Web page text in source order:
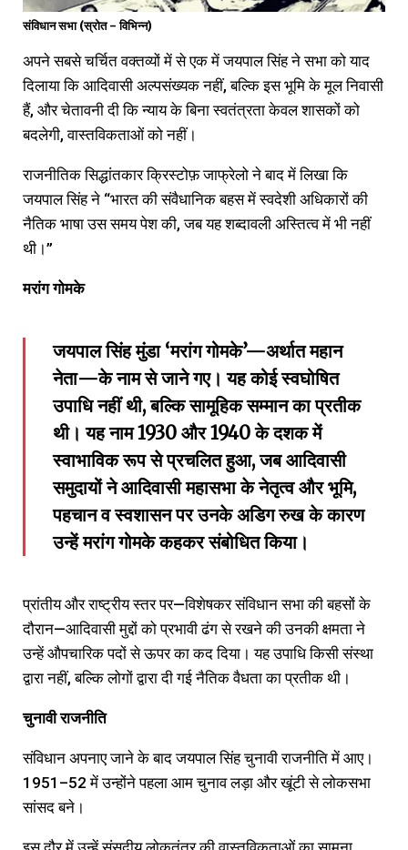
संविधान सभा (स्रोत – विभिन्न)
अपने सबसे चर्चित वक्तव्यों में से एक में जयपाल सिंह ने सभा को याद
दिलाया कि आदिवासी अल्पसंख्यक नहीं, बल्कि इस भूमि के मूल निवासी
हैं, और चेतावनी दी कि न्याय के बिना स्वतंत्रता केवल शासकों को
बदलेगी, वास्तविकताओं को नहीं।
राजनीतिक सिद्धांतकार क्रिस्टोफ़ जाफ्रेलो ने बाद में लिखा कि
जयपाल सिंह ने “भारत की संवैधानिक बहस में स्वदेशी अधिकारों की
नैतिक भाषा उस समय पेश की, जब यह शब्दावली अस्तित्व में भी नहीं
थी।”
मरांगगोमके
जयपाल सिंह मुंडा ‘मरांग गोमके’—अर्थात महान
नेता—के नाम से जाने गए। यह कोई स्वघोषित
उपाधि नहीं थी, बल्कि सामूहिक सम्मान का प्रतीक
थी। यह नाम 1930 और 1940 के दशक में
स्वाभाविक रूप से प्रचलित हुआ, जब आदिवासी
समुदायों ने आदिवासी महासभा के नेतृत्व और भूमि,
पहचान व स्वशासन पर उनके अडिग रुख के कारण
उन्हें मरांग गोमके कहकर संबोधित किया।
प्रांतीय और राष्ट्रीय स्तर पर—विशेषकर संविधान सभा की बहसों के
दौरान—आदिवासी मुद्दों को प्रभावी ढंग से रखने की उनकी क्षमता ने
उन्हें औपचारिक पदों से ऊपर का कद दिया। यह उपाधि किसी संस्था
द्वारा नहीं, बल्कि लोगों द्वारा दी गई नैतिक वैधता का प्रतीक थी।
चुनावीराजनीति
संविधान अपनाए जाने के बाद जयपाल सिंह चुनावी राजनीति में आए।
1951–52 में उन्होंने पहला आम चुनाव लड़ा और खूंटी से लोकसभा
सांसद बने।